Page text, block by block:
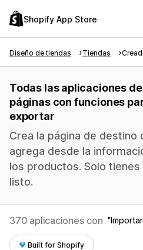
Shopify App Store
Diseño de tiendas Tiendas
Todas las aplicaciones
páginas con funciones
exportar
Crea la página de destino
agrega desde la
los productos. Solo
listo.
370 aplicaciones con
Built for Shopify